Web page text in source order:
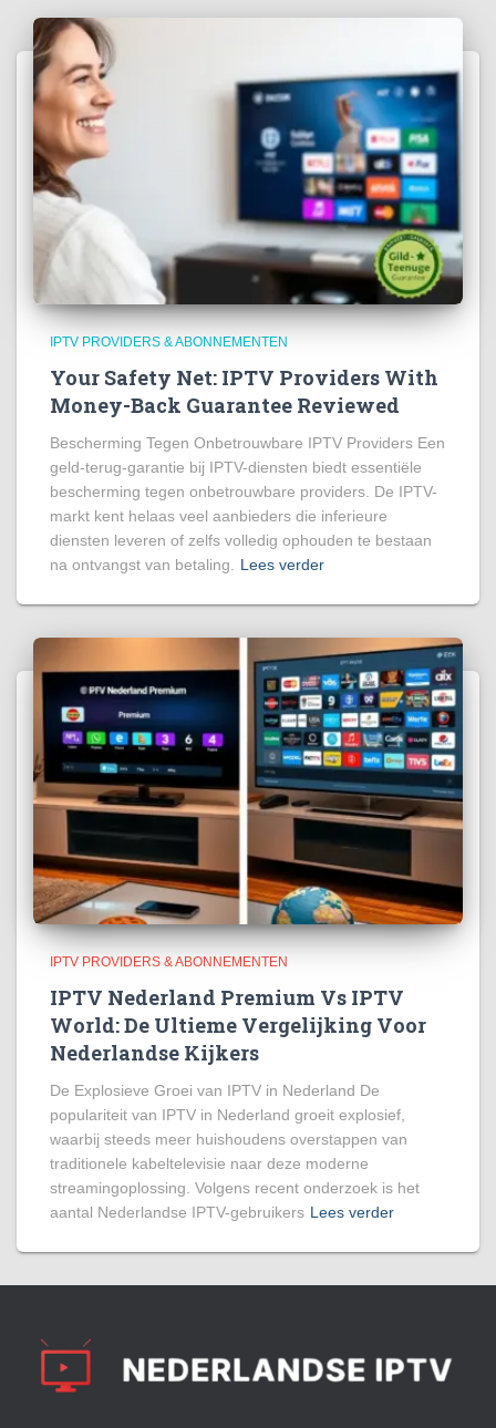
IPTV PROVIDERS & ABONNEMENTEN
Your Safety Net: IPTV Providers With
Money-Back Guarantee Reviewed
Bescherming Tegen Onbetrouwbare IPTV Providers Een
geld-terug-garantie bij IPTV-diensten biedt essentiële
bescherming tegen onbetrouwbare providers. De IPTV-
markt kent helaas veel aanbieders die inferieure
diensten leveren of zelfs volledig ophouden te bestaan
na ontvangst van betaling.
Lees verder
IPTV PROVIDERS & ABONNEMENTEN
IPTV Nederland Premium Vs IPTV
World: De Ultieme Vergelijking Voor
Nederlandse Kijkers
De Explosieve Groei van IPTV in Nederland De
populariteit van IPTV in Nederland groeit explosief,
waarbij steeds meer huishoudens overstappen van
traditionele kabeltelevisie naar deze moderne
streamingoplossing. Volgens recent onderzoek is het
aantal Nederlandse IPTV-gebruikers Lees verder